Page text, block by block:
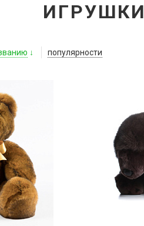
ИГРУШКИ
популярности